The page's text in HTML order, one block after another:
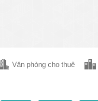
Văn phòng cho thuê